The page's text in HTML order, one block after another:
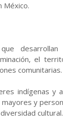
México.
desarrollan
el
comunitarias.
indígenas y
y
cultural.